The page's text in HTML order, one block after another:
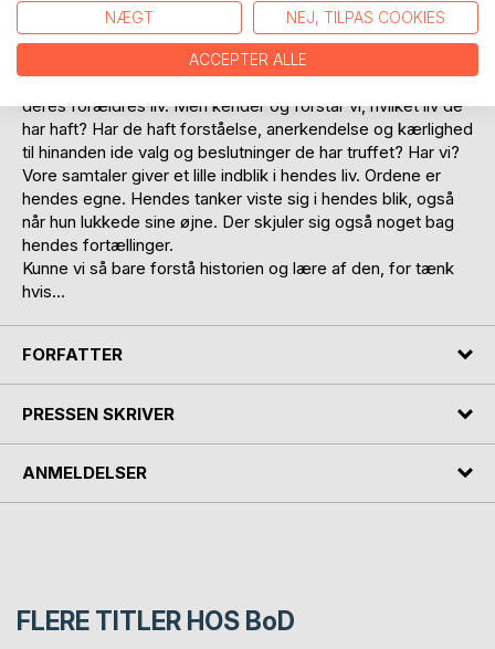
En regndråbe kan falde på en frodig mark og give næring til
nyt liv, eller den kan falde på en kold sten. Mors dråbe har
givet os et dejligt liv på godt og ondt. Der er ingen tvivl om,
at vi er mærket af det liv, vores forældre har haft. Og de af
deres forældres liv. Men kender og forstår vi, hvilket liv de
har haft? Har de haft forståelse, anerkendelse og kærlighed
til hinanden ide valg og beslutninger de har truffet? Har vi?
Vore samtaler giver et lille indblik i hendes liv. Ordene er
hendes egne. Hendes tanker viste sig i hendes blik, også
når hun lukkede sine øjne. Der skjuler sig også noget bag
hendes fortællinger.
Kunne vi så bare forstå historien og lære af den, for tænk
hvis…
FORFATTER
PRESSEN SKRIVER
ANMELDELSER
FLERE TITLER HOS BoD
NÆGT NEJ, TILPAS COOKIES
ACCEPTER ALLE